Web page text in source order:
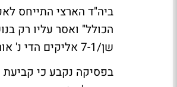
ביה"ד הארצי התייחס
הכולל" ואסר עליו רק
שן/7-1 אליקים הדי נ' אוריינט קולור תעשיות צילום (1986) בע"מ, פדי כג (1) 45].